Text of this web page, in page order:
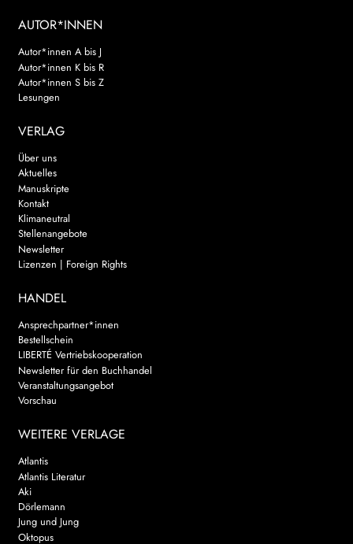
AUTOR*INNEN
Autor*innen A bis J
Autor*innen K bis R
Autor*innen S bis Z
Lesungen
VERLAG
Über uns
Aktuelles
Manuskripte
Kontakt
Klimaneutral
Stellenangebote
Newsletter
Lizenzen | Foreign Rights
HANDEL
Ansprechpartner*innen
Bestellschein
LIBERTÉ Vertriebskooperation
Newsletter für den Buchhandel
Veranstaltungsangebot
Vorschau
WEITERE VERLAGE
Atlantis
Atlantis Literatur
Aki
Dörlemann
Jung und Jung
Oktopus